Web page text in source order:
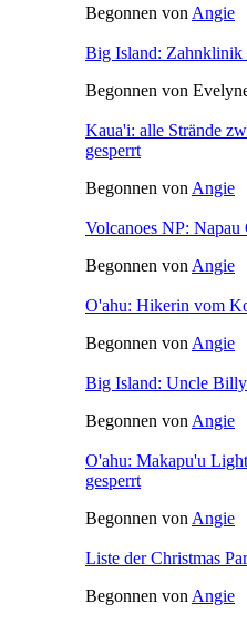
Begonnen von Angie
Big Island: Zahnklinik
Begonnen von
Kaua'i: alle Strände
gesperrt
Begonnen von Angie
Volcanoes NP: Napau
Begonnen von Angie
O'ahu: Hikerin vom
Begonnen von Angie
Big Island: Uncle
Begonnen von Angie
O'ahu: Makapu'u
gesperrt
Begonnen von Angie
Liste der Christmas
Begonnen von Angie